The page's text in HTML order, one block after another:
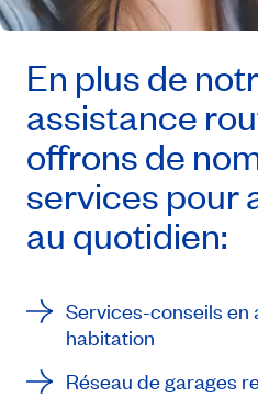
En plus de
assistance
offrons de
services pour
au quotidien:
Services-conseils en
habitation
Réseau de garages